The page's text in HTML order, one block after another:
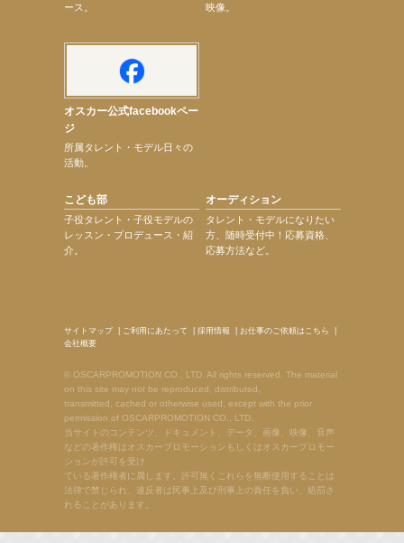
ース。
映像。
オスカー公式facebookペー
ジ
所属タレント・モデル日々の
活動。
こども部
子役タレント・子役モデルの
レッスン・プロデュース・紹
介。
オーディション
タレント・モデルになりたい
方、随時受付中！応募資格、
応募方法など。
サイトマップ| ご利用にあたって 採用情報 お仕事のご依頼はこちら
会社概要
© OSCARPROMOTION CO., LTD. All rights reserved. The material
on this site may not be reproduced, distributed,
transmitted, cached or otherwise used, except with the prior
permission of OSCARPROMOTION CO., LTD.
当サイトのコンテンツ、ドキュメント、データ、画像、映像、音声
などの著作権はオスカープロモーションもしくはオスカープロモー
ションが許可を受け
ている著作権者に属します。許可無くこれらを無断使用することは
法律で禁じられ、違反者は民事上及び刑事上の責任を負い、処罰さ
れることがあります。